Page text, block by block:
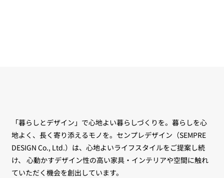
「暮らしとデザイン」で心地よい暮らしづくりを。暮らしを心
地よく、長く寄り添えるモノを。センプレデザイン（SEMPRE
DESIGN Co., Ltd.）は、心地よいライフスタイルをご提案し続
け、 心動かすデザイン性の高い家具・インテリアや空間に触れ
ていただく機会を創出しています。